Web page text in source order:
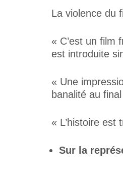
La violence du
« C’est un film
est introduite
« Une
banalité au
« L’histoire est
Sur la